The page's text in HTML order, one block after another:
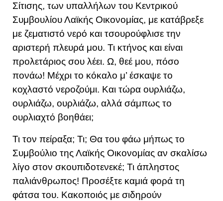
Σίτισης, των υπαλλήλων του Κεντρικού
Συμβουλίου Λαϊκής Οικονομίας, με κατάβρεξε
με ζεματιστό νερό και τσουρούφλισε την
αριστερή πλευρά μου. Τι κτήνος και είναι
προλετάριος σου λέει. Ω, θεέ μου, πόσο
πονάω! Μέχρι το κόκαλο μ’ έσκαψε το
κοχλαστό νεροζούμι. Και τώρα ουρλιάζω,
ουρλιάζω, ουρλιάζω, αλλά σάμπως το
ουρλιαχτό βοηθάει;
Τι τον πείραξα; Τι; Θα του φάω μήπως το
Συμβούλιο της Λαϊκής Οικονομίας αν σκαλίσω
λίγο στον σκουπιδοτενεκέ; Τι άπληστος
παλιάνθρωπος! Προσέξτε καμιά φορά τη
φάτσα του. Κακοποιός με σιδηρούν